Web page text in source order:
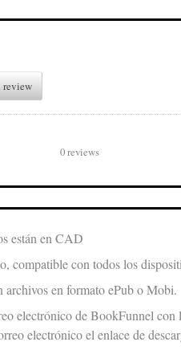
review
0 reviews
están en CAD
compatible con todos los
archivos en formato ePub o Mobi.
electrónico de BookFunnel con
electrónico el enlace de